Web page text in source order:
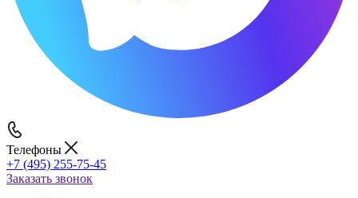
Телефоны
+7 (495) 255-75-45
Заказать звонок